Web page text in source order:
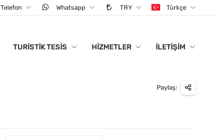
Telefon Whatsapp TRY Türkçe
TURISTIK TESIS HIZMETLER İLETIŞIM
Paylaş: